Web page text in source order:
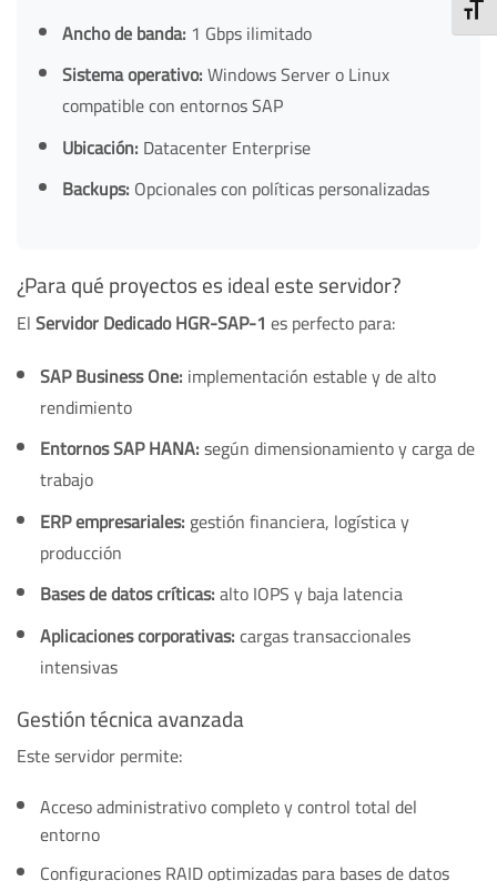
Ancho de banda: 1 Gbps ilimitado
Sistema operativo:Windows Server o Linux
compatible con entornos SAP
Ubicación: Datacenter Enterprise
Backups: Opcionales con políticas personalizadas
¿Para qué proyectos es ideal este servidor?
ElServidor Dedicado HGR-SAP-1 es perfecto para:
SAP Business One: implementación estable y de alto
rendimiento
Entornos SAP HANA:según dimensionamiento y carga de
trabajo
ERP empresariales:gestión financiera, logística y
producción
Bases de datos críticas:alto IOPS y baja latencia
Aplicaciones corporativas:cargas transaccionales
intensivas
Gestión técnica avanzada
Este servidor permite:
Acceso administrativo completo y control total del
entorno
Configuraciones RAID optimizadas para bases de datos